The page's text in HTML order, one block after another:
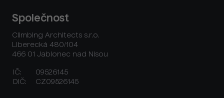
Společnost
Climbing Architects s.r.o.
Liberecká 480/104
466 01 Jablonec nad Nisou
IČ:
09526145
DIČ:
CZ09526145